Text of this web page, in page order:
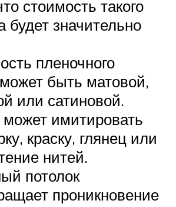
стоимость такого
будет значительно
пленочного
быть матовой,
или сатиновой.
имитировать
краску, глянец или
нитей.
потолок
проникновение